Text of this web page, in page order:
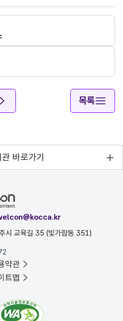
목록
바로가기
시 교육길 35 (빛가람동 351)
약관
트맵